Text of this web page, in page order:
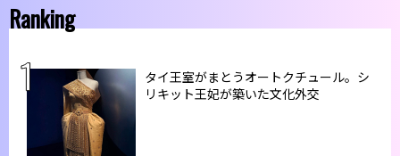
Ranking
タイ王室がまとうオートクチュール。シ
リキット王妃が築いた文化外交